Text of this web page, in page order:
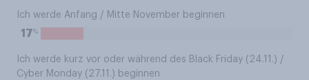
Ich werde Anfang / Mitte November beginnen
17%
Ich werde kurz vor oder während des Black Friday (24.11.) /
Cyber Monday (27.11.) beginnen